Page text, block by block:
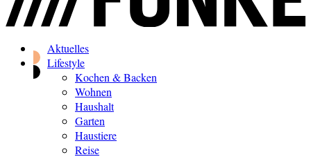
Aktuelles
Lifestyle
Kochen & Backen
Wohnen
Haushalt
Garten
Haustiere
Reise